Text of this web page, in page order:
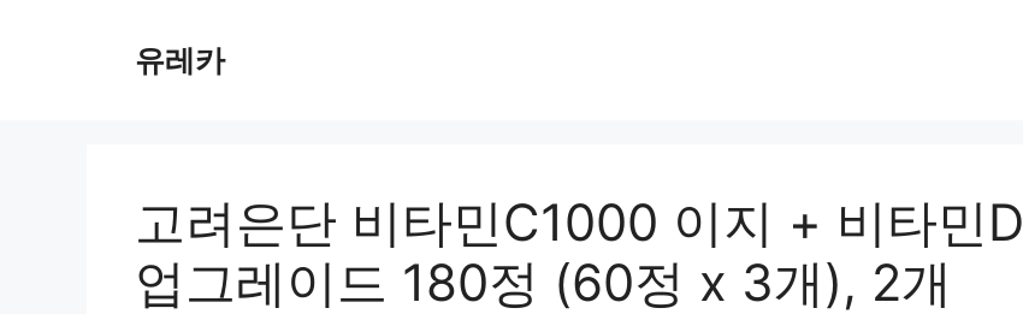
유레카
고려은단 비타민C1000 이지 + 비타민D
업그레이드 180정 (60정 x 3개), 2개